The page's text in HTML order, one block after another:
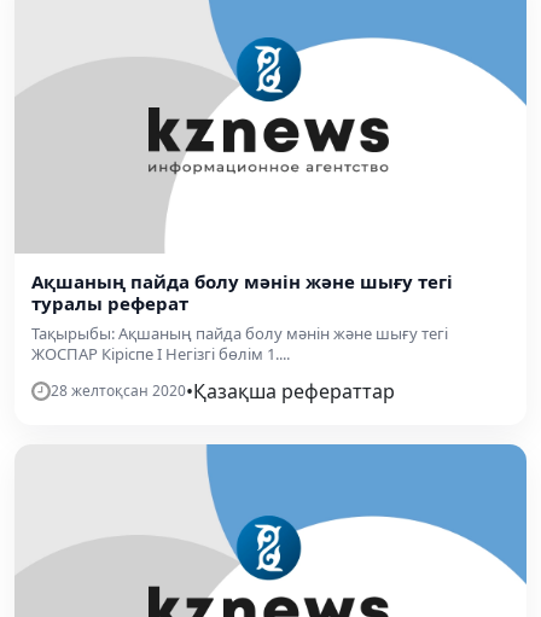
Ақшаның пайда болу мәнін және шығу тегі
туралы реферат
Тақырыбы: Ақшаның пайда болу мәнін және шығу тегі
ЖОСПАР Кіріспе І Негізгі бөлім 1....
28 желтоқсан 2020•Қазақша рефераттар